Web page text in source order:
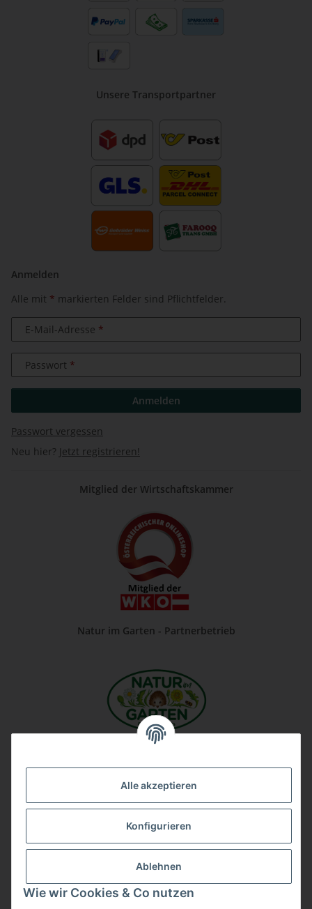
Alle akzeptieren
Konfigurieren
Ablehnen
Wie wir Cookies & Co nutzen
Unsere Transportpartner
Anmelden
Alle mit * markierten Felder sind Pflichtfelder.
E-Mail-Adresse
Passwort
Anmelden
Passwort vergessen
Neu hier? Jetzt registrieren!
Mitglied der Wirtschaftskammer
Natur im Garten - Partnerbetrieb
Unsere Firma auf Google